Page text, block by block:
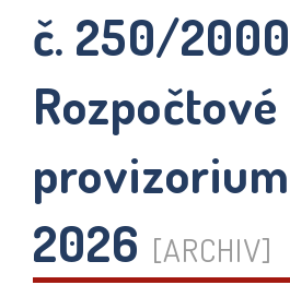
č. 250/
Rozpočtové
2026 [ARCHIV]